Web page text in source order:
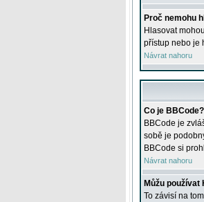
Proč nemohu
Hlasovat
přístup nebo je
Návrat nahoru
Co je BBCode?
BBCode je
sobě je
BBCode si
Návrat nahoru
Můžu používat
To závisí na